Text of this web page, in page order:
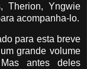
Therion, Yngwie
acompanha-lo.
para esta breve
grande volume
antes deles